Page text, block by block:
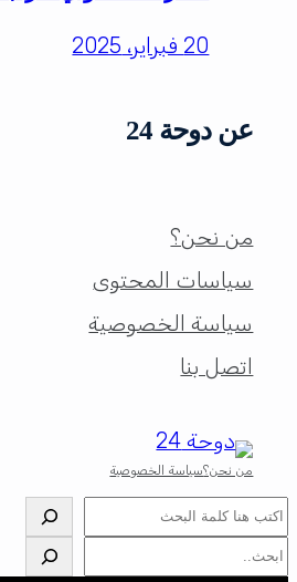
20 فبراير، 2025
عن دوحة 24
من نحن؟
سياسات المحتوى
سياسة الخصوصية
اتصل بنا
من نحن؟سياسة الخصوصية
البحث
البحث